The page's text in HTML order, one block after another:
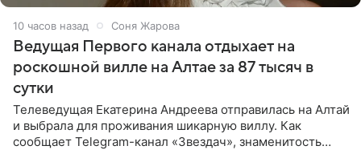
10 часов назад Соня Жарова
Ведущая Первого канала отдыхает на
роскошной вилле на Алтае за 87 тысяч в
сутки
Телеведущая Екатерина Андреева отправилась на Алтай
и выбрала для проживания шикарную виллу. Как
сообщает Telegram-канал «Звездач», знаменитость